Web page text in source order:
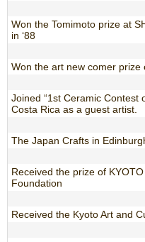
Won the Tomimoto prize at
in ‘88
Won the art new comer prize
Joined “1st Ceramic Contest
Costa Rica as a guest artist.
The Japan Crafts in
Received the prize of
Foundation
Received the Kyoto Art and